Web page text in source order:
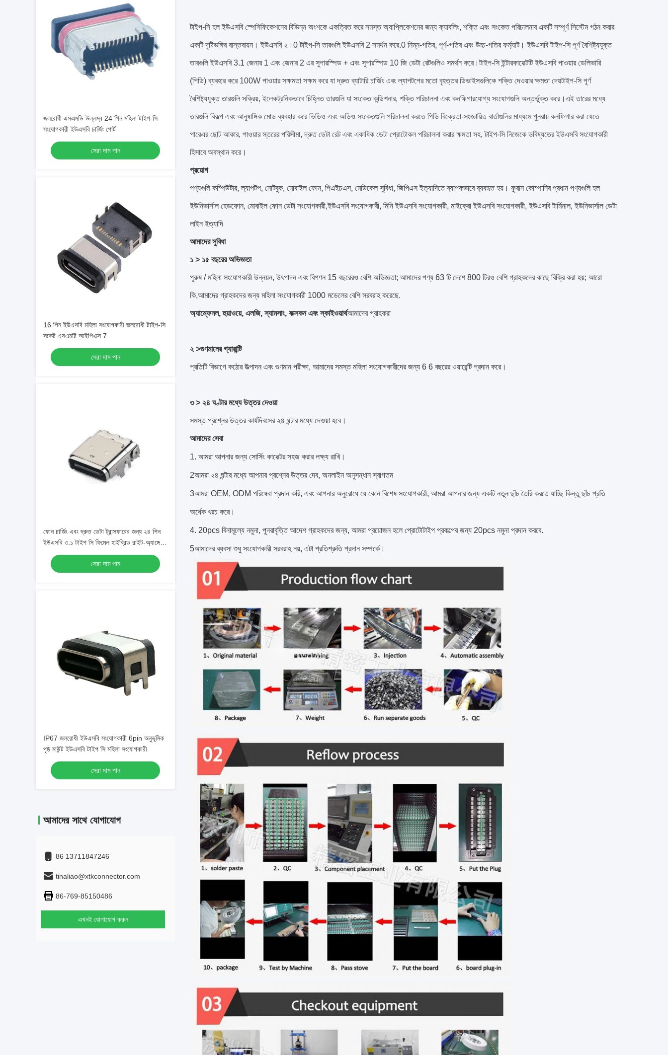
জলরোধী এসএমডি উল্লম্ব 24 পিন মহিলা টাইপ-সি
সংযোগকারী ইউএসবি চার্জিং পোর্ট
সেরা দাম পান
16 পিন ইউএসবি মহিলা সংযোগকারী জলরোধী টাইপ-সি
সকেট এসএমটি আইপিএক্স 7
সেরা দাম পান
ফোন চার্জিং এবং দ্রুত ডেটা ট্রান্সফারের জন্য ২৪ পিন
ইউএসবি ৩.১ টাইপ সি ফিমেল হাইব্রিড রাইট-অ্যাঙ্গেল
রিসেপ্ট্যাকল কানেক্টর
সেরা দাম পান
IP67 জলরোধী ইউএসবি সংযোগকারী 6pin অনুভূমিক
পৃষ্ঠ মাউন্ট ইউএসবি টাইপ সি মহিলা সংযোগকারী
সেরা দাম পান
আমাদের সাথে যোগাযোগ
86 13711847246
tinaliao@xtkconnector.com
86-769-85150486
এখনই যোগাযোগ করুন
টাইপ-সি হল ইউএসবি স্পেসিফিকেশনের বিভিন্ন অংশকে একত্রিত করে সমস্ত অ্যাপ্লিকেশনের জন্য ক্যাবলিং, শক্তি এবং সংকেত পরিচালনার একটি সম্পূর্ণ সিস্টেম গঠন করার
একটি দৃষ্টিভঙ্গির বাস্তবায়ন। ইউএসবি ২।0 টাইপ-সি তারগুলি ইউএসবি 2 সমর্থন করে.0 নিম্ন-গতির, পূর্ণ-গতির এবং উচ্চ-গতির ফর্ম্যাট। ইউএসবি টাইপ-সি পূর্ণ বৈশিষ্ট্যযুক্ত
তারগুলি ইউএসবি 3.1 জেনার 1 এবং জেনার 2 এর সুপারস্পিড + এবং সুপারস্পিড 10 জি ডেটা রেটগুলিও সমর্থন করে।টাইপ-সি ইন্টারকানেক্টটি ইউএসবি পাওয়ার ডেলিভারি
(পিডি) ব্যবহার করে 100W পাওয়ার সক্ষমতা সক্ষম করে যা দ্রুত ব্যাটারি চার্জিং এবং ল্যাপটপের মতো বৃহত্তর ডিভাইসগুলিকে শক্তি দেওয়ার ক্ষমতা দেয়টাইপ-সি পূর্ণ
বৈশিষ্ট্যযুক্ত তারগুলি সক্রিয়, ইলেকট্রনিকভাবে চিহ্নিত তারগুলি যা সংকেত কন্ডিশনার, শক্তি পরিচালনা এবং কনফিগারযোগ্য সংযোগগুলি অন্তর্ভুক্ত করে।এই তারের মধ্যে
তারগুলি বিকল্প এবং আনুষাঙ্গিক মোড ব্যবহার করে ভিডিও এবং অডিও সংকেতগুলি পরিচালনা করতে পিডি বিক্রেতা-সংজ্ঞায়িত বার্তাগুলির মাধ্যমে পুনরায় কনফিগার করা যেতে
পারেএর ছোট আকার, পাওয়ার স্তরের পরিসীমা, দ্রুত ডেটা রেট এবং একাধিক ডেটা প্রোটোকল পরিচালনা করার ক্ষমতা সহ, টাইপ-সি নিজেকে ভবিষ্যতের ইউএসবি সংযোগকারী
হিসাবে অবস্থান করে।
প্রয়োগ
পণ্যগুলি কম্পিউটার, ল্যাপটপ, নোটবুক, মোবাইল ফোন, পিএইচএস, মেডিকেল সুবিধা, জিপিএস ইত্যাদিতে ব্যাপকভাবে ব্যবহৃত হয়। ফুরান কোম্পানির প্রধান পণ্যগুলি হল
ইউনিভার্সাল হেডফোন, মোবাইল ফোন ডেটা সংযোগকারী,ইউএসবি সংযোগকারী, মিনি ইউএসবি সংযোগকারী, মাইক্রো ইউএসবি সংযোগকারী, ইউএসবি টার্মিনাল, ইউনিভার্সাল ডেটা
লাইন ইত্যাদি
আমাদের সুবিধা
১ > ১৫ বছরের অভিজ্ঞতা
পুরুষ / মহিলা সংযোগকারী উন্নয়ন, উৎপাদন এবং বিপণন 15 বছরেরও বেশি অভিজ্ঞতা; আমাদের পণ্য 63 টি দেশে 800 টিরও বেশি গ্রাহকদের কাছে বিক্রি করা হয়; আরো
কি,আমাদের গ্রাহকদের জন্য মহিলা সংযোগকারী 1000 মডেলের বেশি সরবরাহ করেছে.
অ্যাম্ফেনল, হুয়াওয়ে, এলজি, স্যামসাং, ফক্সকন এবং স্কাইওয়ার্থআমাদের গ্রাহকরা
২ >গুণমানের গ্যারান্টি
প্রতিটি বিভাগে কঠোর উত্পাদন এবং গুণমান পরীক্ষা, আমাদের সমস্ত মহিলা সংযোগকারীদের জন্য 6 6 বছরের ওয়ারেন্টি প্রদান করে।
৩ > ২৪ ঘণ্টার মধ্যে উত্তর দেওয়া
সমস্ত প্রশ্নের উত্তর কার্যদিবসের ২৪ ঘন্টার মধ্যে দেওয়া হবে।
আমাদের সেবা
1. আমরা আপনার জন্য সোর্সিং কানেক্টর সহজ করার লক্ষ্য রাখি।
2আমরা ২৪ ঘন্টার মধ্যে আপনার প্রশ্নের উত্তর দেব, অনলাইন অনুসন্ধান স্বাগতম
3আমরা OEM, ODM পরিষেবা প্রদান করি, এবং আপনার অনুরোধে যে কোন বিশেষ সংযোগকারী, আমরা আপনার জন্য একটি নতুন ছাঁচ তৈরি করতে যাচ্ছি কিন্তু ছাঁচ প্রতি
অর্ধেক খরচ করে।
4. 20pcs বিনামূল্যে নমুনা, পুনরাবৃত্তি আদেশ গ্রাহকদের জন্য, আমরা প্রয়োজন হলে প্রোটোটাইপ প্রকল্পের জন্য 20pcs নমুনা প্রদান করবে.
5আমাদের ব্যবসা শুধু সংযোগকারী সরবরাহ নয়, এটা প্রতিশ্রুতি প্রদান সম্পর্কে।